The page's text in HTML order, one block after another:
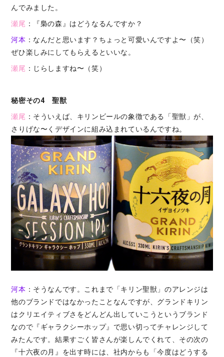
んでみました。
瀬尾 ：『梟の森』はどうなるんですか？
河本 ：なんだと思います？ちょっと可愛いんですよ〜（笑）
ぜひ楽しみにしてもらえるといいな。
瀬尾 ：じらしますね〜（笑）
秘密その4 聖獣
瀬尾 ：そういえば、キリンビールの象徴である「聖獣」が、
さりげな〜くデザインに組み込まれているんですね。
河本 ：そうなんです。これまで「キリン聖獣」のアレンジは
他のブランドではなかったことなんですが、グランドキリン
はクリエイティブさをどんどん出していこうというブランド
なので『ギャラクシーホップ』で思い切ってチャレンジして
みたんです。結果すごく皆さんが楽しんでくれて、その次の
『十六夜の月』を出す時には、社内からも「今度はどうする